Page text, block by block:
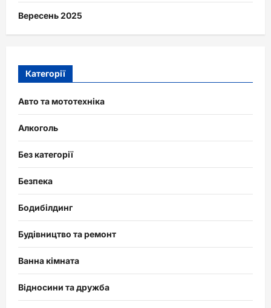
Вересень 2025
Категорії
Авто та мототехніка
Алкоголь
Без категорії
Безпека
Бодибілдинг
Будівництво та ремонт
Ванна кімната
Відносини та дружба